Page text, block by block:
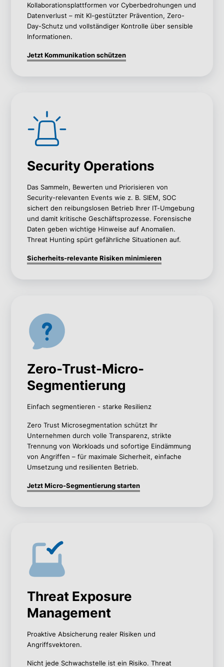
Kollaborationsplattformen vor Cyberbedrohungen und
Datenverlust – mit KI-gestützter Prävention, Zero-
Day-Schutz und vollständiger Kontrolle über sensible
Informationen.
Jetzt Kommunikation schützen
Security Operations
Das Sammeln, Bewerten und Priorisieren von
Security-relevanten Events wie z. B. SIEM, SOC
sichert den reibungslosen Betrieb Ihrer IT-Umgebung
und damit kritische Geschäftsprozesse. Forensische
Daten geben wichtige Hinweise auf Anomalien.
Threat Hunting spürt gefährliche Situationen auf.
Sicherheits-relevante Risiken minimieren
Zero-Trust-Micro-
Segmentierung
Einfach segmentieren - starke Resilienz
Zero Trust Microsegmentation schützt Ihr
Unternehmen durch volle Transparenz, strikte
Trennung von Workloads und sofortige Eindämmung
von Angriffen – für maximale Sicherheit, einfache
Umsetzung und resilienten Betrieb.
Jetzt Micro-Segmentierung starten
Threat Exposure
Management
Proaktive Absicherung realer Risiken und
Angriffsvektoren.
Nicht jede Schwachstelle ist ein Risiko. Threat